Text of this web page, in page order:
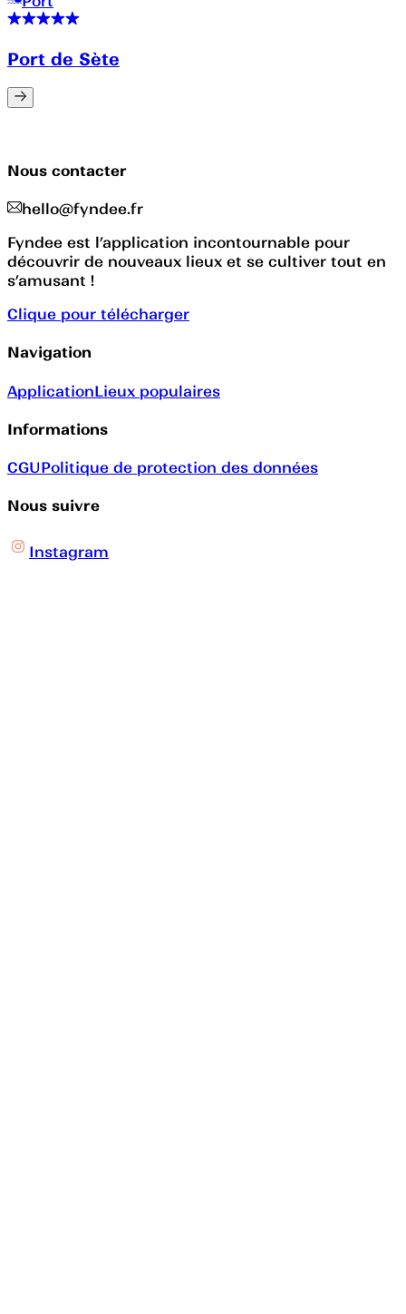
Port de Sète
Nous contacter
hello@fyndee.fr
Fyndee est l’application incontournable pour
découvrir de nouveaux lieux et se cultiver tout en
s’amusant !
Clique pour télécharger
Navigation
ApplicationLieux populaires
Informations
CGUPolitique de protection des données
Nous suivre
Instagram